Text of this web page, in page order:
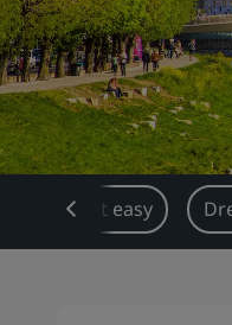
Book it easy